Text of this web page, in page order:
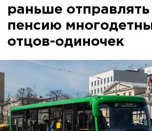
раньше отправлять
пенсию
отцов-одиночек